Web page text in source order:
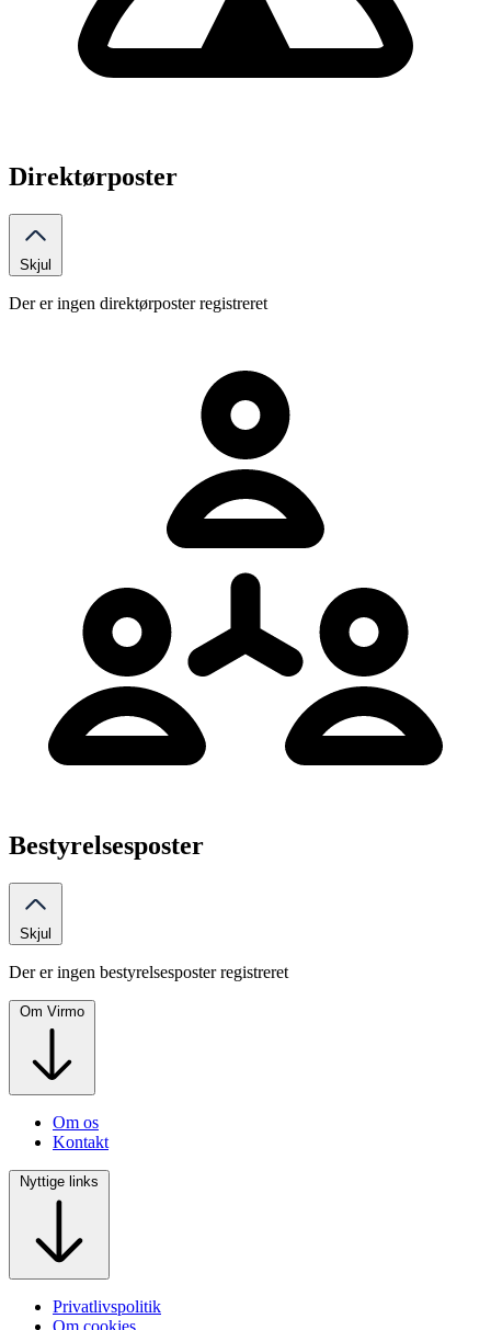
Direktørposter
Skjul
Der er ingen direktørposter registreret
Bestyrelsesposter
Skjul
Der er ingen bestyrelsesposter registreret
Om Virmo
Om os
Kontakt
Nyttige links
Privatlivspolitik